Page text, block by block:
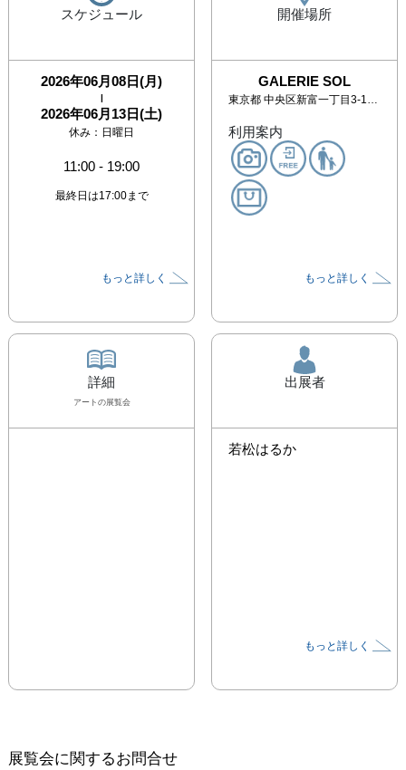
スケジュール
2026年06月08日(月)
|
2026年06月13日(土)
休み： 日曜日
11:00 - 19:00
最終日は17:00まで
もっと詳しく
開催場所
GALERIE SOL
東京都 中央区新富一丁目3-11 銀座BLD. No.1 3階
利用案内
もっと詳しく
詳細
アート の展覧会
出展者
若松はるか
もっと詳しく
展覧会に関するお問合せ